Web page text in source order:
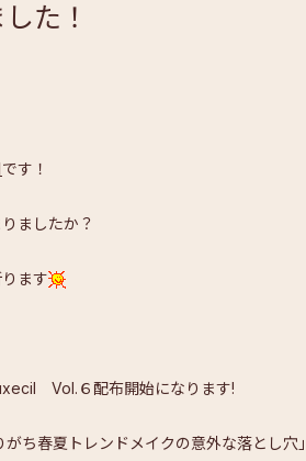
た！
です！
ましたか？
ます
Vol.６配布開始になります!
ち春夏トレンドメイクの意外な落とし穴」